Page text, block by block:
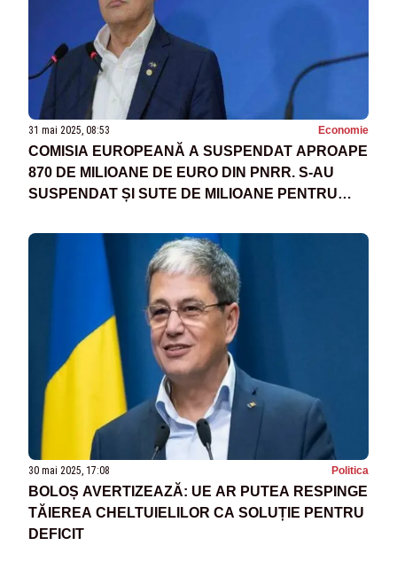
31 mai 2025, 08:53 Economie
COMISIA EUROPEANĂ A SUSPENDAT APROAPE
870 DE MILIOANE DE EURO DIN PNRR. S-AU
SUSPENDAT ȘI SUTE DE MILIOANE PENTRU
30 mai 2025, 17:08 Politica
BOLOȘ AVERTIZEAZĂ: UE AR PUTEA RESPINGE
TĂIEREA CHELTUIELILOR CA SOLUȚIE PENTRU
DEFICIT